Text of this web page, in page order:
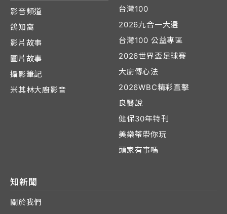
影音頻道
鴿知窩
影片故事
圖片故事
攝影筆記
米其林大廚影音
台灣100
2026九合一大選
台灣100 公益專區
2026世界盃足球賽
大廚傳心法
2026WBC精彩直擊
良醫說
健保30年特刊
美樂蒂帶你玩
頭家有事嗎
知新聞
關於我們